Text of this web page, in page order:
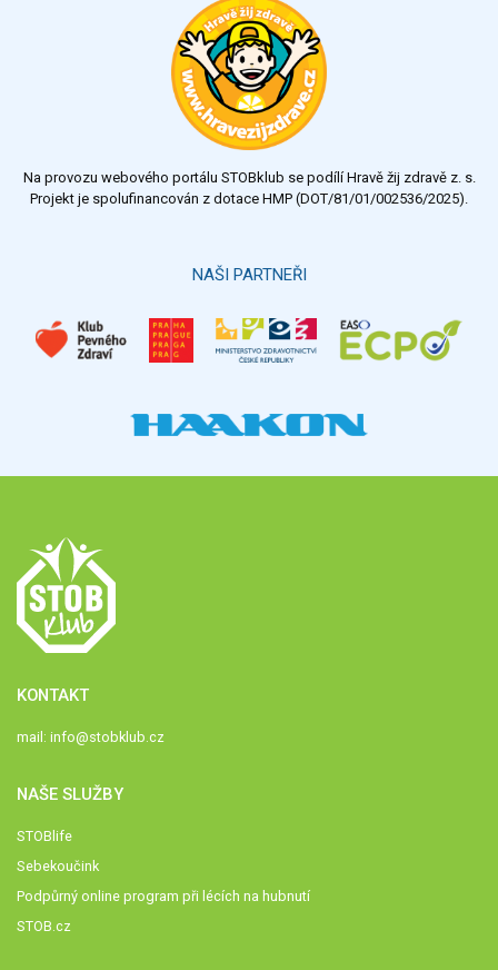
Na provozu webového portálu STOBklub se podílí Hravě žij zdravě z. s.
Projekt je spolufinancován z dotace HMP (DOT/81/01/002536/2025).
NAŠI PARTNEŘI
KONTAKT
mail: info@stobklub.cz
NAŠE SLUŽBY
STOBlife
Sebekoučink
Podpůrný online program při lécích na hubnutí
STOB.cz